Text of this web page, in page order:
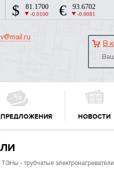
В
НОВОСТИ
ТЭНы - трубчатые электронагреватели